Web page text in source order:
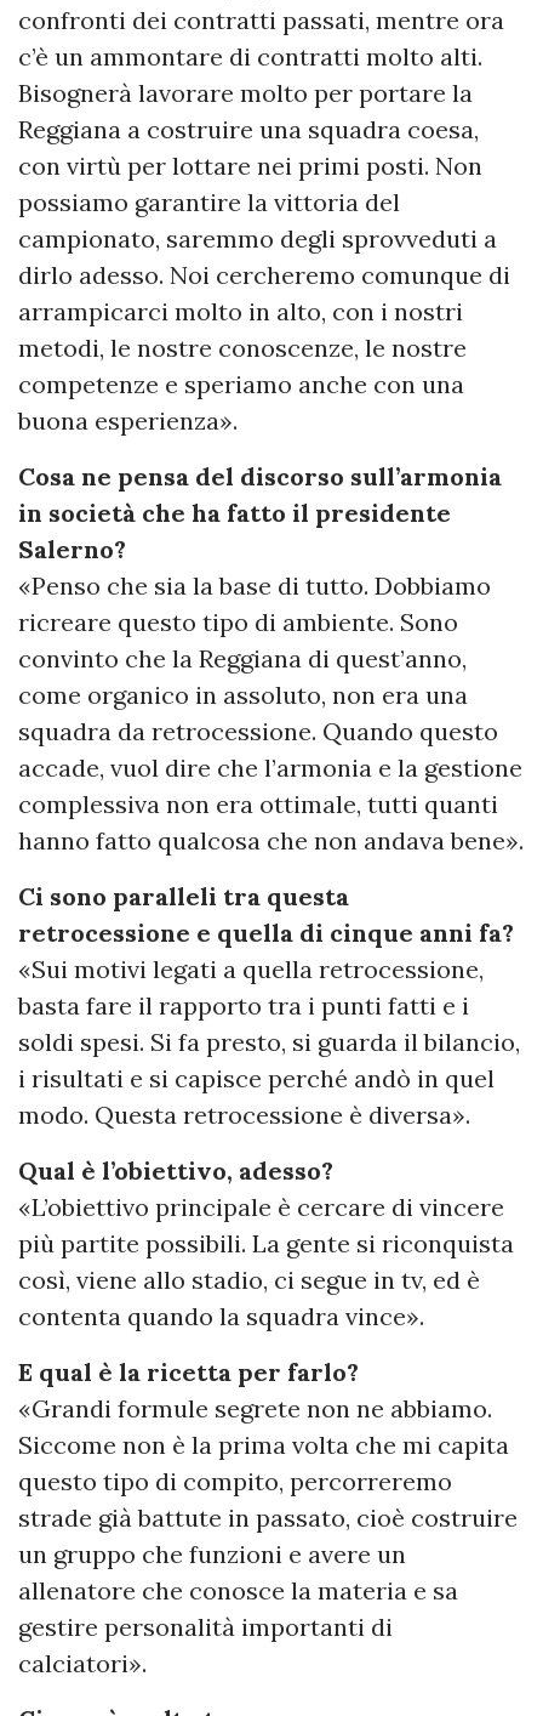
confronti dei contratti passati, mentre ora
c’è un ammontare di contratti molto alti.
Bisognerà lavorare molto per portare la
Reggiana a costruire una squadra coesa,
con virtù per lottare nei primi posti. Non
possiamo garantire la vittoria del
campionato, saremmo degli sprovveduti a
dirlo adesso. Noi cercheremo comunque di
arrampicarci molto in alto, con i nostri
metodi, le nostre conoscenze, le nostre
competenze e speriamo anche con una
buona esperienza».
Cosa ne pensa del discorso sull’armonia
in società che ha fatto il presidente
Salerno?
«Penso che sia la base di tutto. Dobbiamo
ricreare questo tipo di ambiente. Sono
convinto che la Reggiana di quest’anno,
come organico in assoluto, non era una
squadra da retrocessione. Quando questo
accade, vuol dire che l’armonia e la gestione
complessiva non era ottimale, tutti quanti
hanno fatto qualcosa che non andava bene».
Ci sono paralleli tra questa
retrocessione e quella di cinque anni fa?
«Sui motivi legati a quella retrocessione,
basta fare il rapporto tra i punti fatti e i
soldi spesi. Si fa presto, si guarda il bilancio,
i risultati e si capisce perché andò in quel
modo. Questa retrocessione è diversa».
Qual è l’obiettivo, adesso?
«L’obiettivo principale è cercare di vincere
più partite possibili. La gente si riconquista
così, viene allo stadio, ci segue in tv, ed è
contenta quando la squadra vince».
E qual è la ricetta per farlo?
«Grandi formule segrete non ne abbiamo.
Siccome non è la prima volta che mi capita
questo tipo di compito, percorreremo
strade già battute in passato, cioè costruire
un gruppo che funzioni e avere un
allenatore che conosce la materia e sa
gestire personalità importanti di
calciatori».